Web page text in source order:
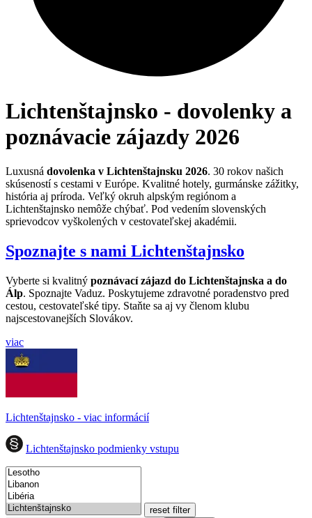
Lichtenštajnsko - dovolenky a
poznávacie zájazdy 2026
Luxusná dovolenka v Lichtenštajnsku 2026. 30 rokov našich
skúseností s cestami v Európe. Kvalitné hotely, gurmánske zážitky,
história aj príroda. Veľký okruh alpským regiónom a
Lichtenštajnsko nemôže chýbať. Pod vedením slovenských
sprievodcov vyškolených v cestovateľskej akadémii.
Spoznajte s nami Lichtenštajnsko
Vyberte si kvalitný poznávací zájazd do Lichtenštajnska a do
Álp. Spoznajte Vaduz. Poskytujeme zdravotné poradenstvo pred
cestou, cestovateľské tipy. Staňte sa aj vy členom klubu
najscestovanejších Slovákov.
viac
Lichtenštajnsko - viac informácií
Lichtenštajnsko podmienky vstupu
reset filter